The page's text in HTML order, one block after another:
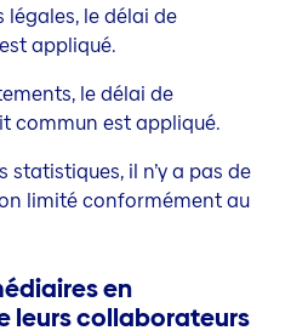
le délai de
appliqué.
le délai de
commun est appliqué.
statistiques, il n’y a pas de
limité conformément au
en
leurs collaborateurs